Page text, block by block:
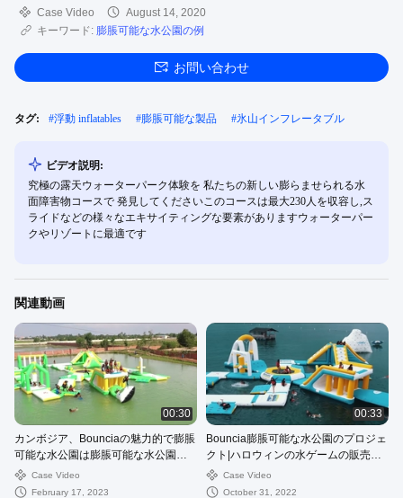
Case Video
August 14, 2020
キーワード: 膨脹可能な水公園の例
お問い合わせ
タグ: #浮動 inflatables #膨脹可能な製品 #氷山インフレータブル
ビデオ説明:
究極の露天ウォーターパーク体験を 私たちの新しい膨らませられる水
面障害物コースで 発見してくださいこのコースは最大230人を収容し,ス
ライドなどの様々なエキサイティングな要素がありますウォーターパー
クやリゾートに最適です
関連動画
00:30
カンボジア、Bounciaの魅力的で膨脹
可能な水公園は膨脹可能な水公園の
専門家をカスタマイズした
Case Video
February 17, 2023
00:33
Bouncia膨脹可能な水公園のプロジェ
クト|ハロウィンの水ゲームの販売の
フィリピン水公園
Case Video
October 31, 2022